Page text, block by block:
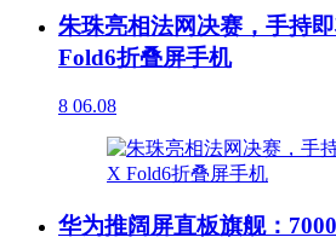
朱珠亮相法网决赛，手持
Fold6折叠屏手机
8 06.08
华为推阔屏直板旗舰：